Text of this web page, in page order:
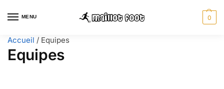
MENU 0
Accueil / Equipes
Equipes